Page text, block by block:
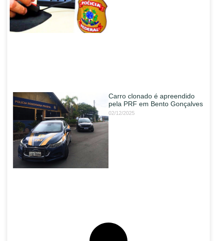
Carro clonado é apreendido
pela PRF em Bento Gonçalves
02/12/2025